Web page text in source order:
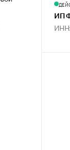
ИП